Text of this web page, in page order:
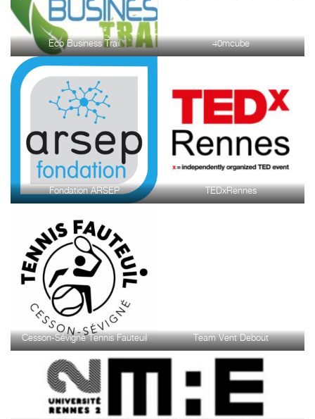
Eco Business Trail 40mcube
Fondation ARSEP TEDxRennes
Cesson-Sévigné Tennis Fauteuil Team Vent Debout